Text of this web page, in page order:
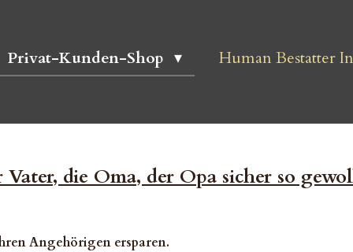
Privat-Kunden-Shop Human Bestatter
die Oma, der Opa sicher so
Angehörigen ersparen.